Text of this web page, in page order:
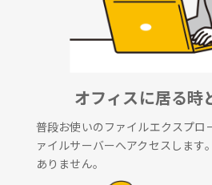
オフィスに居る時
普段お使いのファイルエクスプロ
ァイルサーバーへアクセスします
ありません。